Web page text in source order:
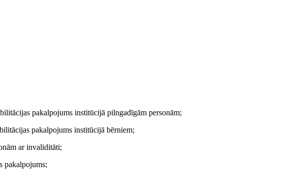
pakalpojums institūcijā pilngadīgām personām;
pakalpojums institūcijā bērniem;
ar invaliditāti;
pakalpojums;